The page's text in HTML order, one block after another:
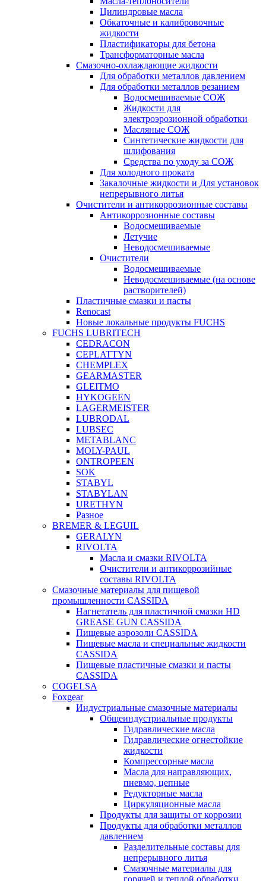
Цилиндровые масла
Обкаточные и калибровочные
жидкости
Пластификаторы для бетона
Трансформаторные масла
Смазочно-охлаждающие жидкости
Для обработки металлов давлением
Для обработки металлов резанием
Водосмешиваемые СОЖ
Жидкости для
электроэрозионной обработки
Масляные СОЖ
Синтетические жидкости для
шлифования
Средства по уходу за СОЖ
Для холодного проката
Закалочные жидкости и Для установок
непрерывного литья
Очистители и антикоррозионные составы
Антикоррозионные составы
Водосмешиваемые
Летучие
Неводосмешиваемые
Очистители
Водосмешиваемые
Неводосмешиваемые (на основе
растворителей)
Пластичные смазки и пасты
Renocast
Новые локальные продукты FUCHS
FUCHS LUBRITECH
CEDRACON
CEPLATTYN
CHEMPLEX
GEARMASTER
GLEITMO
HYKOGEEN
LAGERMEISTER
LUBRODAL
LUBSEC
METABLANC
MOLY-PAUL
ONTROPEEN
SOK
STABYL
STABYLAN
URETHYN
Разное
BREMER & LEGUIL
GERALYN
RIVOLTA
Масла и смазки RIVOLTA
Очистители и антикоррозийные
составы RIVOLTA
Смазочные материалы для пищевой
промышленности CASSIDA
Нагнетатель для пластичной смазки HD
GREASE GUN CASSIDA
Пищевые аэрозоли CASSIDA
Пищевые масла и специальные жидкости
CASSIDA
Пищевые пластичные смазки и пасты
CASSIDA
COGELSA
Foxgear
Индустриальные смазочные материалы
Общеиндустриальные продукты
Гидравлические масла
Гидравлические огнестойкие
жидкости
Компрессорные масла
Масла для направляющих,
пневмо, цепные
Редукторные масла
Циркуляционные масла
Продукты для защиты от коррозии
Продукты для обработки металлов
давлением
Разделительные составы для
непрерывного литья
Смазочные материалы для
горячей и теплой обработки